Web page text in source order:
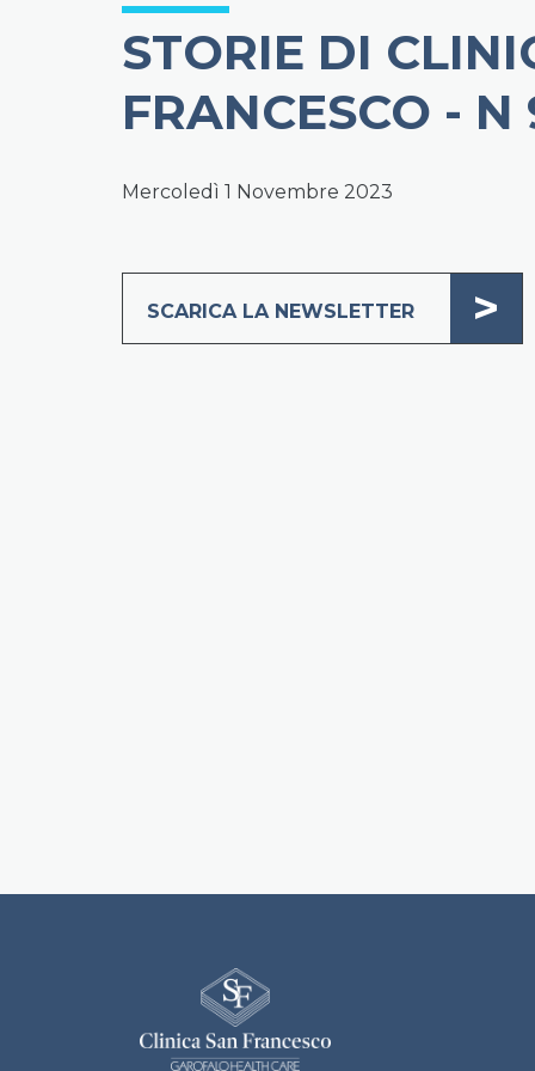
STORIE DI
FRANCESCO -
Mercoledì 1 Novembre 2023
SCARICA LA NEWSLETTER >
Clinica San